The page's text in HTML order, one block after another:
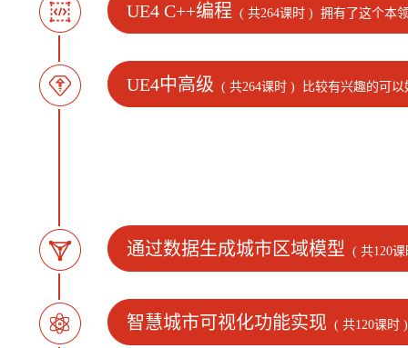
UE4 C++编程 ( 共264课时 ) 拥有了这个本
UE4中高级 ( 共264课时 ) 比较有兴趣的可
通过数据生成城市区域模型 ( 共120
智慧城市可视化功能实现 ( 共120课时 )